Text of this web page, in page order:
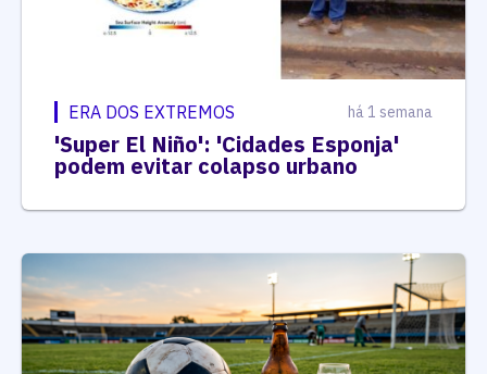
ERA DOS EXTREMOS há 1 semana
'Super El Niño': 'Cidades Esponja'
podem evitar colapso urbano